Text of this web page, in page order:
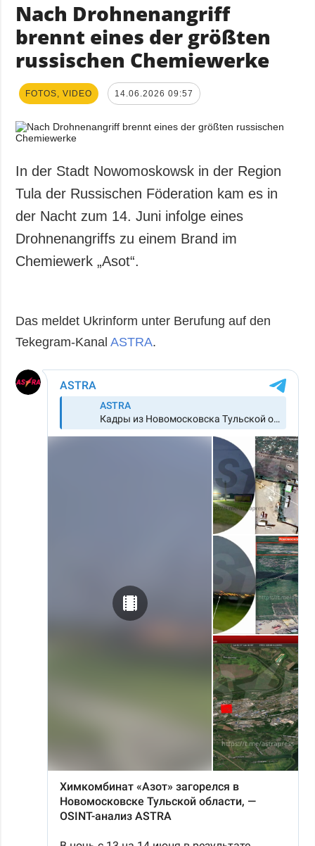
Nach Drohnenangriff
brennt eines der größten
russischen Chemiewerke
FOTOS, VIDEO 14.06.2026 09:57
In der Stadt Nowomoskowsk in der Region
Tula der Russischen Föderation kam es in
der Nacht zum 14. Juni infolge eines
Drohnenangriffs zu einem Brand im
Chemiewerk „Asot“.
Das meldet Ukrinform unter Berufung auf den
Tekegram-KanalASTRA.